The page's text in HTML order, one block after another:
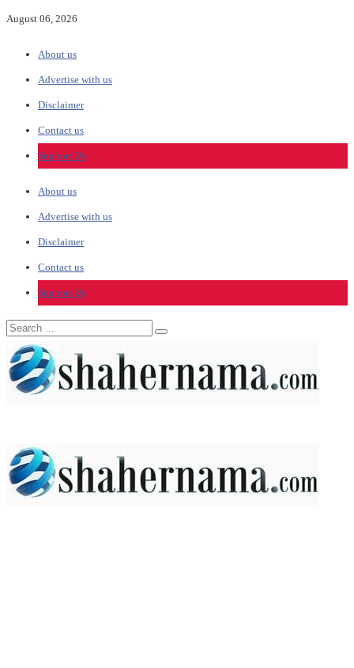
August 06, 2026
About us
Advertise with us
Disclaimer
Contact us
Support Us
About us
Advertise with us
Disclaimer
Contact us
Support Us